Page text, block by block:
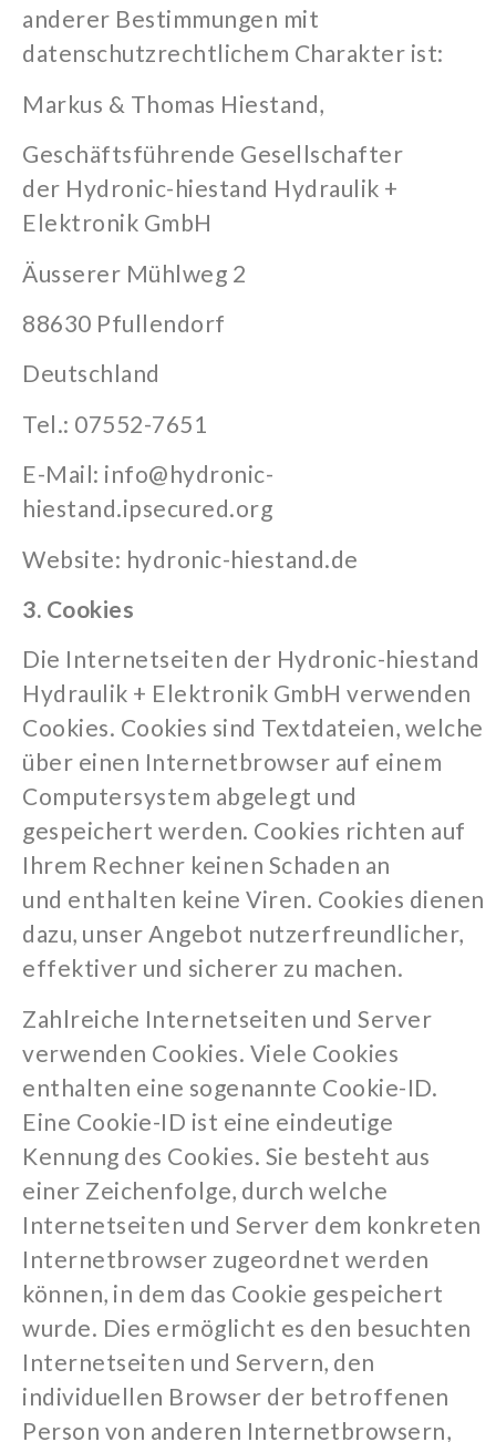
anderer Bestimmungen mit
datenschutzrechtlichem Charakter ist:
Markus & Thomas Hiestand,
Geschäftsführende Gesellschafter
der Hydronic-hiestand Hydraulik +
Elektronik GmbH
Äusserer Mühlweg 2
88630 Pfullendorf
Deutschland
Tel.: 07552-7651
E-Mail: info@hydronic-
hiestand.ipsecured.org
Website: hydronic-hiestand.de
3. Cookies
Die Internetseiten der Hydronic-hiestand
Hydraulik + Elektronik GmbH verwenden
Cookies. Cookies sind Textdateien, welche
über einen Internetbrowser auf einem
Computersystem abgelegt und
gespeichert werden. Cookies richten auf
Ihrem Rechner keinen Schaden an
und enthalten keine Viren. Cookies dienen
dazu, unser Angebot nutzerfreundlicher,
effektiver und sicherer zu machen.
Zahlreiche Internetseiten und Server
verwenden Cookies. Viele Cookies
enthalten eine sogenannte Cookie-ID.
Eine Cookie-ID ist eine eindeutige
Kennung des Cookies. Sie besteht aus
einer Zeichenfolge, durch welche
Internetseiten und Server dem konkreten
Internetbrowser zugeordnet werden
können, in dem das Cookie gespeichert
wurde. Dies ermöglicht es den besuchten
Internetseiten und Servern, den
individuellen Browser der betroffenen
Person von anderen Internetbrowsern,